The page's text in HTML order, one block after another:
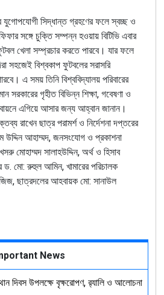
যুগোপযোগী সিদ্ধান্ত গ্রহণের ফলে স্বচ্ছ ও
সঙ্গে চুক্তি সম্পন্ন হওয়ায় বিটিভি এবার
খেলা সম্প্রচার করতে পারবে। যার ফলে
সহজেই বিশ্বকাপ ফুটবলের সরাসরি
। এ সময় তিনি বিশ্ববিদ্যালয় পরিবারের
সরকারের গৃহীত বিভিন্ন শিক্ষা, গবেষণা ও
এগিয়ে আসার জন্য আহ্বান জানান।
রাখেন ছাত্র পরামর্শ ও নির্দেশনা দপ্তরের
উদ্দিন আহাম্মদ, জনসংযোগ ও প্রকাশনা
খসরু মোহাম্মদ সালাহউদ্দিন, অর্থ ও হিসাব
ড. মো:রুহুল আমিন, খামারের পরিচালক
, ছাত্রদলের আহবায়ক মো: সানাউল
News
দিবস উপলক্ষে বৃক্ষরোপণ, র‍্যালি ও আলোচনা